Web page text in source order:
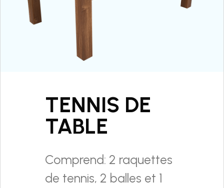
TENNIS DE
TABLE
Comprend: 2 raquettes
de tennis, 2 balles et 1